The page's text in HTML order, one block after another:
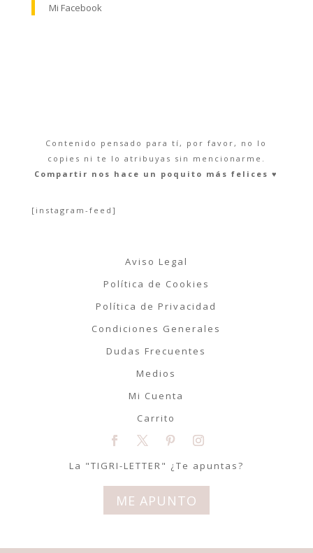
Mi Facebook
Contenido pensado para tí, por favor, no lo
copies ni te lo atribuyas sin mencionarme.
Compartir nos hace un poquito más felices ♥︎
[instagram-feed]
Aviso Legal
Política de Cookies
Política de Privacidad
Condiciones Generales
Dudas Frecuentes
Medios
Mi Cuenta
Carrito
La "TIGRI-LETTER" ¿Te apuntas?
ME APUNTO